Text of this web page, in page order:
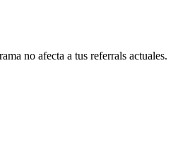
no afecta a tus referrals actuales.